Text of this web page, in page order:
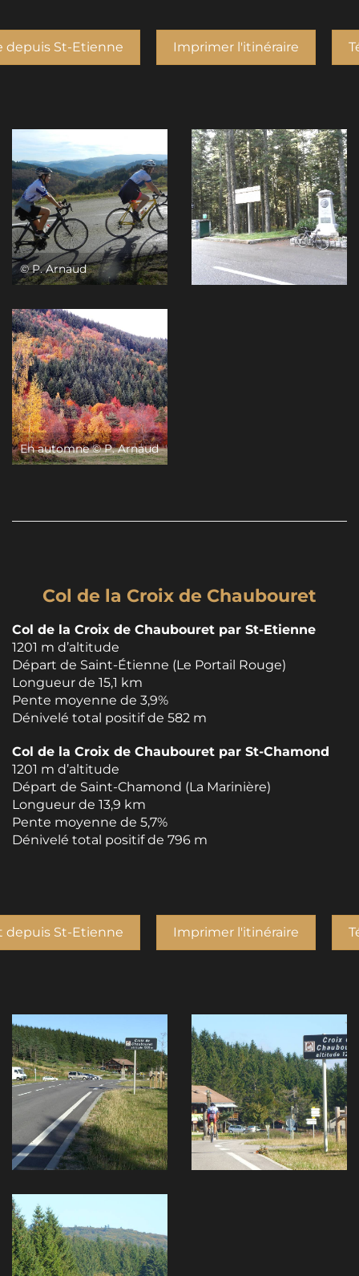
depuis St-Etienne Imprimer l'itinéraire
© P. Arnaud
En automne © P. Arnaud
Col de la Croix de Chaubouret
Col de la Croix de Chaubouret par St-Etienne
1201 m d’altitude
Départ de Saint-Étienne (Le Portail Rouge)
Longueur de 15,1 km
Pente moyenne de 3,9%
Dénivelé total positif de 582 m
Col de la Croix de Chaubouret par St-Chamond
1201 m d’altitude
Départ de Saint-Chamond (La Marinière)
Longueur de 13,9 km
Pente moyenne de 5,7%
Dénivelé total positif de 796 m
depuis St-Etienne Imprimer l'itinéraire